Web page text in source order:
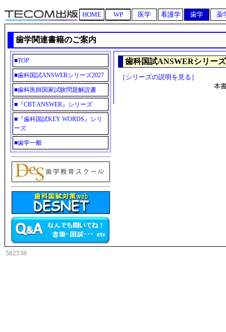
HOME WP 医学 看護学 歯学 薬
歯学関連書籍のご案内
■TOP
■歯科国試ANSWERシリーズ2027
■歯科医師国家試験問題解説書
■ 『CBT ANSWER』シリーズ
■ 『歯科国試KEY WORDS』シリ
ーズ
■歯学一般
歯科国試ANSWERシリーズ
［シリーズの説明を見る］
本
582538